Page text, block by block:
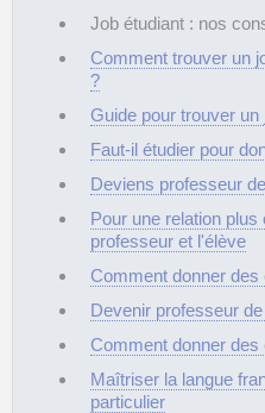
Job étudiant : nos
Comment trouver un
?
Guide pour trouver un
Faut-il étudier pour
Deviens professeur
Pour une relation
professeur et l'élève
Comment donner
Devenir professeur
Comment donner
Maîtriser la langue
particulier